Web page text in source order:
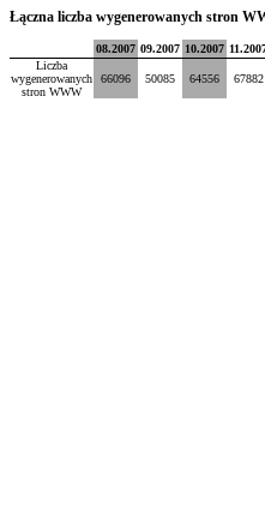
Łączna liczba wygenerowanych stron
08.2007 09.2007 10.2007
Liczba
wygenerowanych
stron WWW
66096 50085 64556 67882